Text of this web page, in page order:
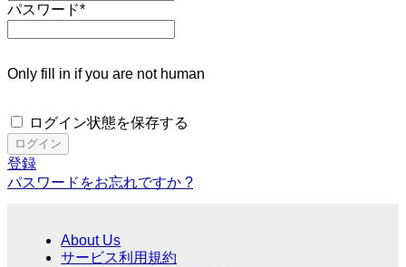
パスワード*
Only fill in if you are not human
ログイン状態を保存する
登録
パスワードをお忘れですか ?
About Us
サービス利用規約